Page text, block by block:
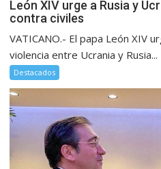
León XIV urge a Rusia y
contra civiles
VATICANO.- El papa León XIV
violencia entre Ucrania y Rusia...
Destacados